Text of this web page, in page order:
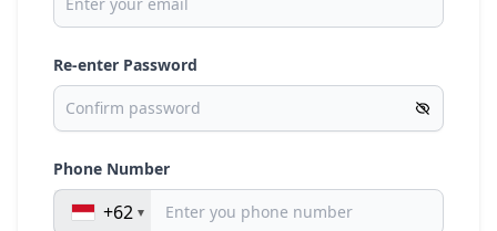
Re-enter Password
Phone Number
+62